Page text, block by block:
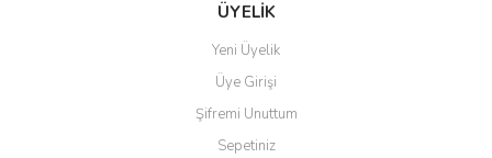
ÜYELİK
Yeni Üyelik
Üye Girişi
Şifremi Unuttum
Sepetiniz